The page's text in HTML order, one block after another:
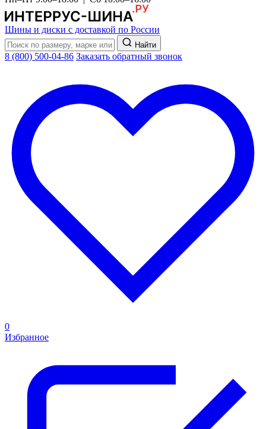
Шины и диски с доставкой по России
Найти
8 (800) 500-04-86 Заказать обратный звонок
0
Избранное